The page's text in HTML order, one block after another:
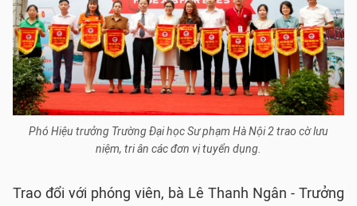
Phó Hiệu trưởng Trường Đại học Sư phạm Hà Nội 2 trao cờ lưu
niệm, tri ân các đơn vị tuyển dụng.
Trao đổi với phóng viên, bà Lê Thanh Ngân - Trưởng